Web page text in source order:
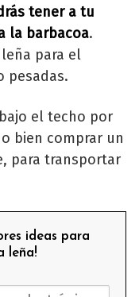
tener a tu
la barbacoa.
para el
pesadas.
el techo por
bien comprar un
para transportar
ideas para
leña!